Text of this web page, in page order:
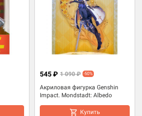
Акриловая фигурка Genshin
Impact. Mondstadt: Albedo
545 ₽ 1 090 ₽ -50%
Купить